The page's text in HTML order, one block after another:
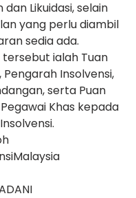
Likuidasi, selain
yang perlu diambil
sedia ada.
ialah Tuan
Insolvensi,
serta Puan
Khas kepada